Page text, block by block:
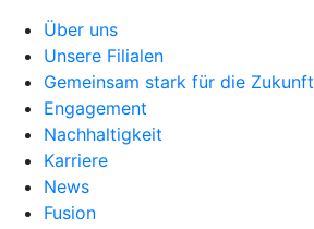
Über uns
Unsere Filialen
Gemeinsam stark für die Zukunft
Engagement
Nachhaltigkeit
Karriere
News
Fusion